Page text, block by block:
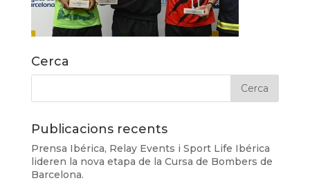
Cerca
Publicacions recents
Prensa Ibérica, Relay Events i Sport Life Ibérica
lideren la nova etapa de la Cursa de Bombers de
Barcelona.